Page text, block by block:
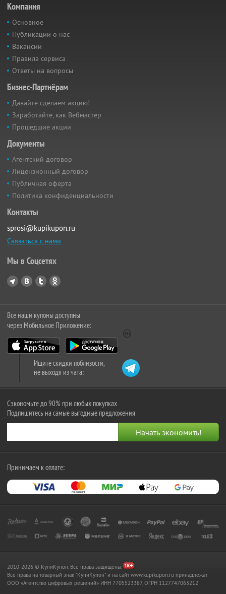
Компания
Основное
Публикации о нас
Вакансии
Правила сервиса
Ответы на вопросы
Бизнес-Партнёрам
Давайте сделаем акцию!
Заработайте, как Вебмастер
Прошедшие акции
Документы
Агентский договор
Лицензионный договор
Публичная оферта
Политика конфиденциальности
Контакты
sprosi@kupikupon.ru
Связаться с нами
Мы в Соцсетях
Все наши купоны доступны
через Мобильное Приложение:
Ищите скидки поблизости,
не выходя из чата:
Сэкономьте до 90% при любых покупках
Подпишитесь на самые выгодные предложения
Принимаем к оплате:
2010-2026 © КупиКупон. Все права защищены.
Все права на товарный знак "КупиКупон" и на сайт www.kupikupon.ru принадлежат
OOO «Агентство цифровых решений» ИНН 7705523387, ОГРН 1127747063212